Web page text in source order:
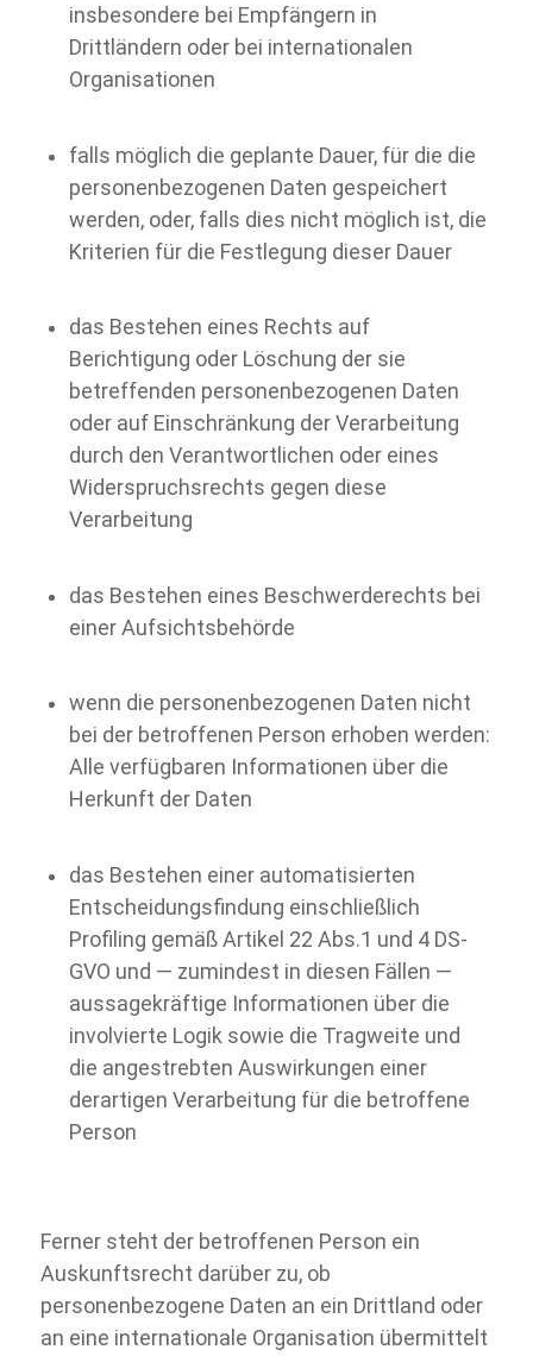
insbesondere bei Empfängern in
Drittländern oder bei internationalen
Organisationen
falls möglich die geplante Dauer, für die die
personenbezogenen Daten gespeichert
werden, oder, falls dies nicht möglich ist, die
Kriterien für die Festlegung dieser Dauer
das Bestehen eines Rechts auf
Berichtigung oder Löschung der sie
betreffenden personenbezogenen Daten
oder auf Einschränkung der Verarbeitung
durch den Verantwortlichen oder eines
Widerspruchsrechts gegen diese
Verarbeitung
das Bestehen eines Beschwerderechts bei
einer Aufsichtsbehörde
wenn die personenbezogenen Daten nicht
bei der betroffenen Person erhoben werden:
Alle verfügbaren Informationen über die
Herkunft der Daten
das Bestehen einer automatisierten
Entscheidungsfindung einschließlich
Profiling gemäß Artikel 22 Abs.1 und 4 DS-
GVO und — zumindest in diesen Fällen —
aussagekräftige Informationen über die
involvierte Logik sowie die Tragweite und
die angestrebten Auswirkungen einer
derartigen Verarbeitung für die betroffene
Person
Ferner steht der betroffenen Person ein
Auskunftsrecht darüber zu, ob
personenbezogene Daten an ein Drittland oder
an eine internationale Organisation übermittelt